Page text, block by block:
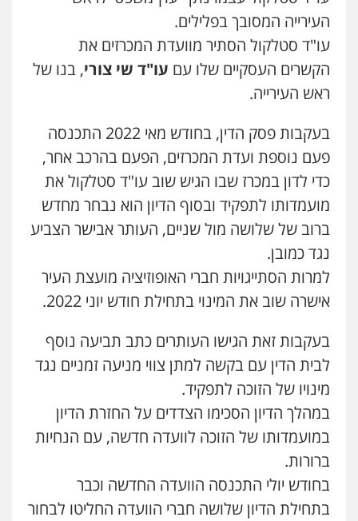
העירייה המסובך בפלילים.
עו"ד סטלקול הסתיר מוועדת המכרזים את
הקשרים העסקיים שלו עם עו"ד שי צורי, בנו של
ראש העירייה.
בעקבות פסק הדין, בחודש מאי 2022 התכנסה
פעם נוספת ועדת המכרזים, הפעם בהרכב אחר,
כדי לדון במכרז שבו הגיש שוב עו"ד סטלקול את
מועמדותו לתפקיד ובסוף הדיון הוא נבחר מחדש
ברוב של שלושה מול שניים, העותר אבישר הצביע
נגד כמובן.
למרות הסתייגויות חברי האופוזיציה מועצת העיר
אישרה שוב את המינוי בתחילת חודש יוני 2022.
בעקבות זאת הגישו העותרים כתב תביעה נוסף
לבית הדין עם בקשה למתן צווי מניעה זמניים נגד
מינויו של הזוכה לתפקיד.
במהלך הדיון הסכימו הצדדים על החזרת הדיון
במועמדותו של הזוכה לוועדה חדשה, עם הנחיות
ברורות.
בחודש יולי התכנסה הוועדה החדשה וכבר
בתחילת הדיון שלושה חברי הוועדה החליטו לבחור